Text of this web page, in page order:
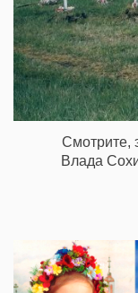
Смотрите,
Влада